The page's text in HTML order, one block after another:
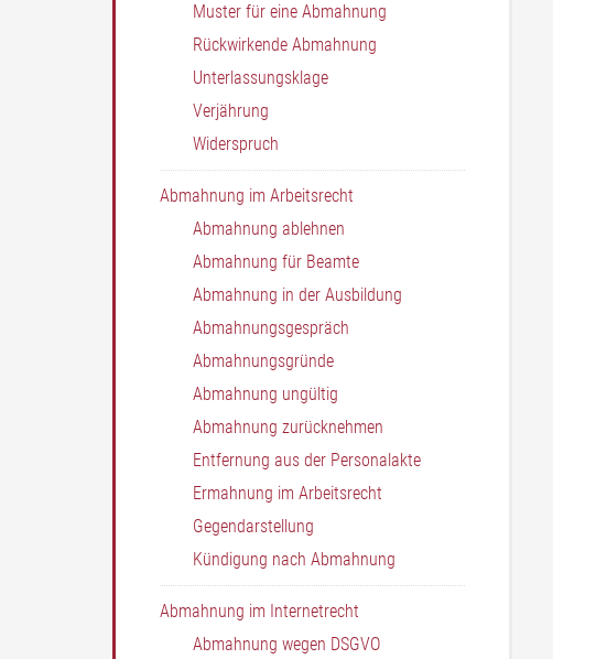
Muster für eine Abmahnung
Rückwirkende Abmahnung
Unterlassungsklage
Verjährung
Widerspruch
Abmahnung im Arbeitsrecht
Abmahnung ablehnen
Abmahnung für Beamte
Abmahnung in der Ausbildung
Abmahnungsgespräch
Abmahnungsgründe
Abmahnung ungültig
Abmahnung zurücknehmen
Entfernung aus der Personalakte
Ermahnung im Arbeitsrecht
Gegendarstellung
Kündigung nach Abmahnung
Abmahnung im Internetrecht
Abmahnung wegen DSGVO